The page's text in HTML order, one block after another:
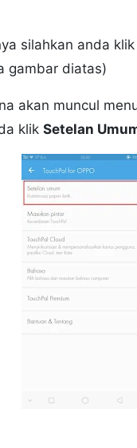
silahkan anda
gambar diatas)
akan muncul
klikSetelan